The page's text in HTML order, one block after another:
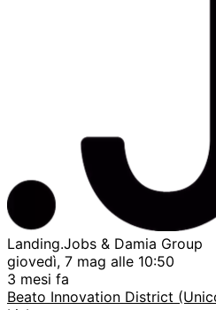
Landing.Jobs & Damia Group
giovedì, 7 mag alle 10:50
3 mesi fa
Beato Innovation District